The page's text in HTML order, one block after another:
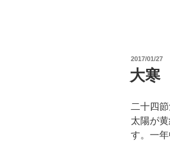
投
稿
日:
2017/01/27
大寒
二十四節
太陽が
す。一